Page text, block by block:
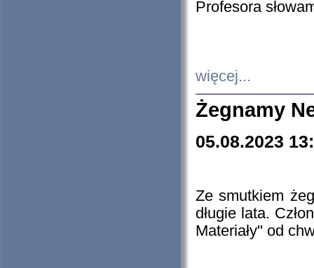
Profesora
więcej...
Żegnamy
05.08.2023
Ze smutkiem
długie lata.
Materiały" od